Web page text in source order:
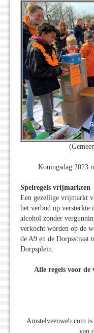
Koningsdag 2023
Spelregels vrijmarkten
Een gezellige vrĳmarkt
het verbod op versterkte
alcohol zonder
verkocht worden op de
de A9 en de Dorpsstraat
Dorpsplein.
Alle regels voor
Amstelveenweb.com
van